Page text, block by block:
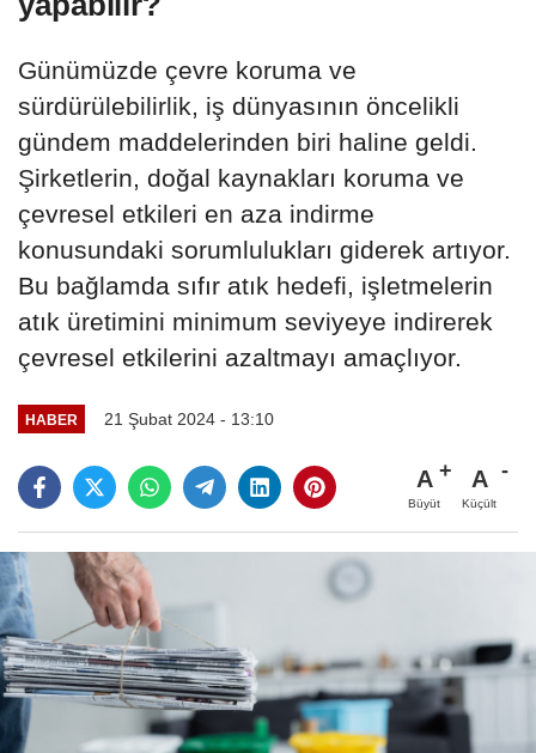
Günümüzde çevre koruma ve
sürdürülebilirlik, iş dünyasının öncelikli
gündem maddelerinden biri haline geldi.
Şirketlerin, doğal kaynakları koruma ve
çevresel etkileri en aza indirme
konusundaki sorumlulukları giderek artıyor.
Bu bağlamda sıfır atık hedefi, işletmelerin
atık üretimini minimum seviyeye indirerek
çevresel etkilerini azaltmayı amaçlıyor.
HABER 21 Şubat 2024 - 13:10
A
Büyüt
A
Küçült